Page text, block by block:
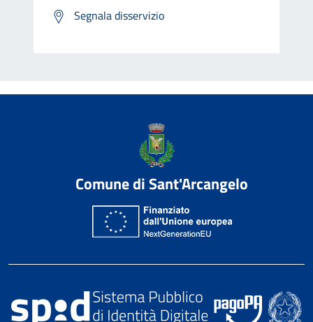
Segnala disservizio
Comune di Sant'Arcangelo